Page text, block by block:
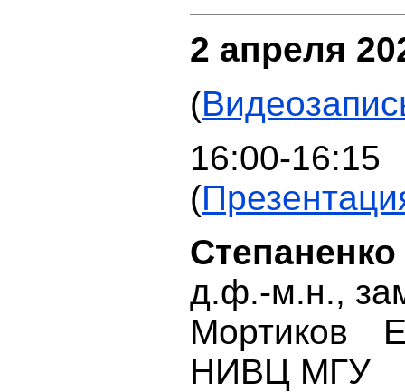
2 апреля
(
16:00-16:15
(
д.ф.-м.н.,
Мортиков
НИВЦ МГУ